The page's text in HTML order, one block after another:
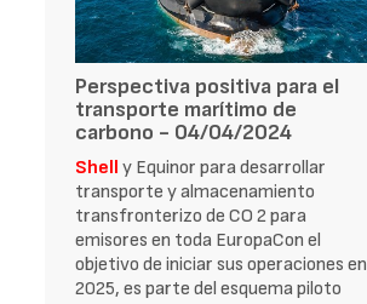
Perspectiva positiva para el
transporte marítimo de
carbono - 04/04/2024
Shell y Equinor para desarrollar
transporte y almacenamiento
transfronterizo de CO 2 para
emisores en toda EuropaCon el
objetivo de iniciar sus operaciones en
2025, es parte del esquema piloto